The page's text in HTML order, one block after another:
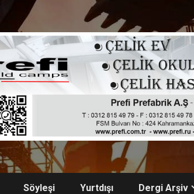
Söyleşi Yurtdışı Dergi Arşiv